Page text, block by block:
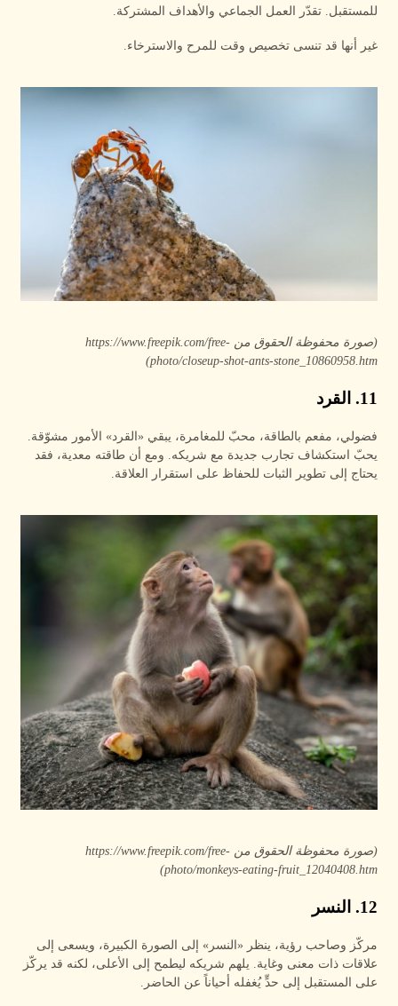
للمستقبل. تقدّر العمل الجماعي والأهداف المشتركة.
غير أنها قد تنسى تخصيص وقت للمرح والاسترخاء.
(صورة محفوظة الحقوق من https://www.freepik.com/free-
photo/closeup-shot-ants-stone_10860958.htm)
11. القرد
فضولي، مفعم بالطاقة، محبّ للمغامرة، يبقي «القرد» الأمور مشوّقة.
يحبّ استكشاف تجارب جديدة مع شريكه. ومع أن طاقته معدية، فقد
يحتاج إلى تطوير الثبات للحفاظ على استقرار العلاقة.
(صورة محفوظة الحقوق من https://www.freepik.com/free-
photo/monkeys-eating-fruit_12040408.htm)
12. النسر
مركّز وصاحب رؤية، ينظر «النسر» إلى الصورة الكبيرة، ويسعى إلى
علاقات ذات معنى وغاية. يلهم شريكه ليطمح إلى الأعلى، لكنه قد يركّز
على المستقبل إلى حدٍّ يُغفله أحياناً عن الحاضر.